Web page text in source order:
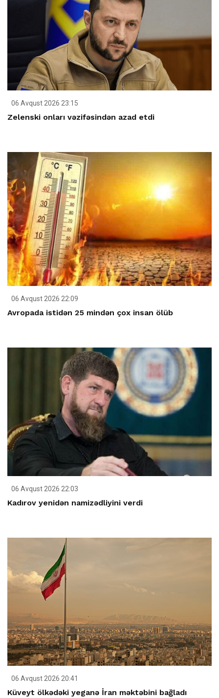
06 Avqust 2026 23:15
Zelenski onları vəzifəsindən azad etdi
06 Avqust 2026 22:09
Avropada istidən 25 mindən çox insan ölüb
06 Avqust 2026 22:03
Kadırov yenidən namizədliyini verdi
06 Avqust 2026 20:41
Küveyt ölkədəki yeganə İran məktəbini bağladı